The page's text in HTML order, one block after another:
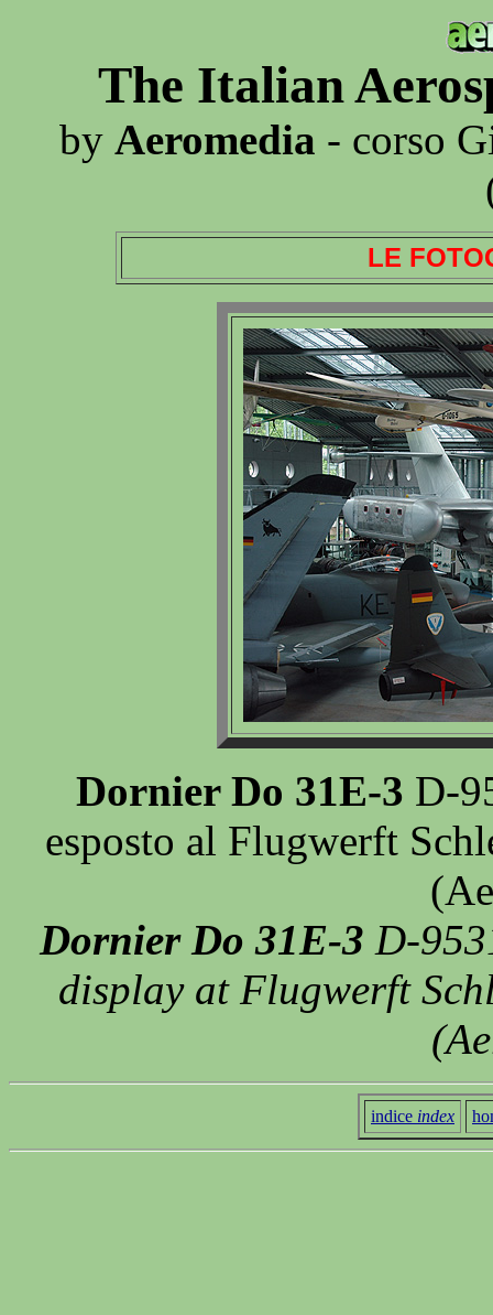
The Italian
by Aeromedia - corso
LE
Dornier Do 31E-3 D-
esposto al Flugwerft
Dornier Do 31E-3 D-
display at Flugwerft
indice index